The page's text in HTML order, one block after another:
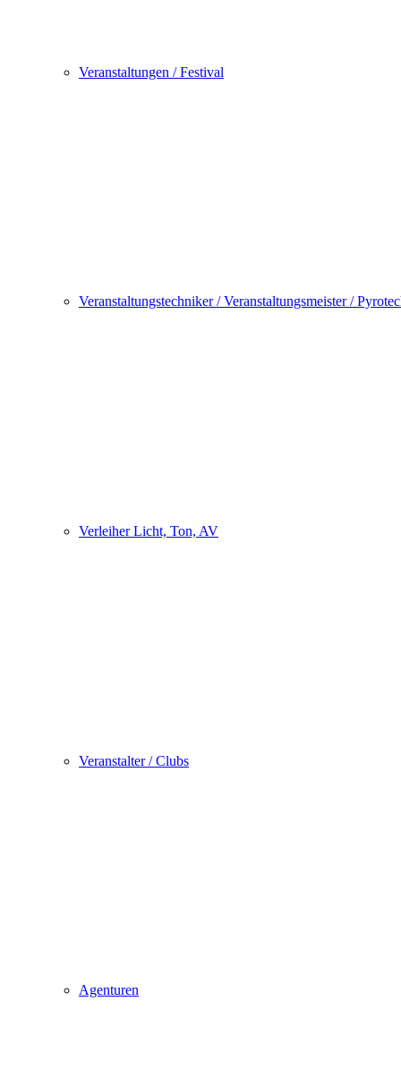
Veranstaltungen / Festival
Veranstaltungstechniker / Veranstaltungsmeister /
Verleiher Licht, Ton, AV
Veranstalter / Clubs
Agenturen